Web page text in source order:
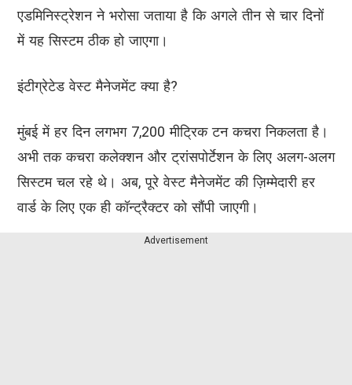
एडमिनिस्ट्रेशन ने भरोसा जताया है कि अगले तीन से चार दिनों
में यह सिस्टम ठीक हो जाएगा।
इंटीग्रेटेड वेस्ट मैनेजमेंट क्या है?
मुंबई में हर दिन लगभग 7,200 मीट्रिक टन कचरा निकलता है।
अभी तक कचरा कलेक्शन और ट्रांसपोर्टेशन के लिए अलग-अलग
सिस्टम चल रहे थे। अब, पूरे वेस्ट मैनेजमेंट की ज़िम्मेदारी हर
वार्ड के लिए एक ही कॉन्ट्रैक्टर को सौंपी जाएगी।
Advertisement